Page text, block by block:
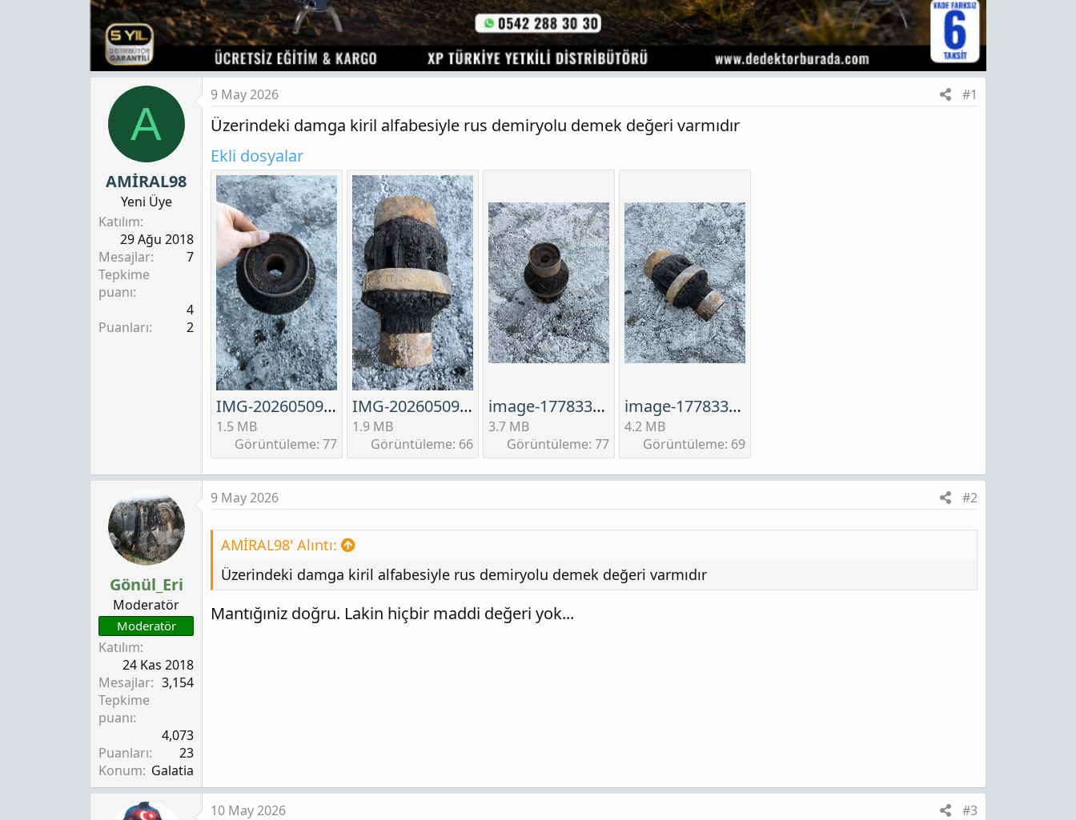
A
AMİRAL98
Yeni Üye
Katılım
29 Ağu 2018
Mesajlar
7
Tepkime
puanı
4
Puanları
2
9 May 2026 #1
Üzerindeki damga kiril alfabesiyle rus demiryolu demek değeri varmıdır
Ekli dosyalar
IMG-20260509-WA0026.jpeg
1.5 MB
Görüntüleme: 77
IMG-20260509-WA0023.jpeg
1.9 MB
Görüntüleme: 66
image-1778335027294.jpg
3.7 MB
Görüntüleme: 77
image-1778334994929.jpg
4.2 MB
Görüntüleme: 69
Gönül_Eri
Moderatör
Moderatör
Katılım
24 Kas 2018
Mesajlar
3,154
Tepkime
puanı
4,073
Puanları
23
Konum Galatia
9 May 2026 #2
AMİRAL98' Alıntı:
Üzerindeki damga kiril alfabesiyle rus demiryolu demek değeri varmıdır
Mantığıniz doğru. Lakin hiçbir maddi değeri yok...
10 May 2026 #3